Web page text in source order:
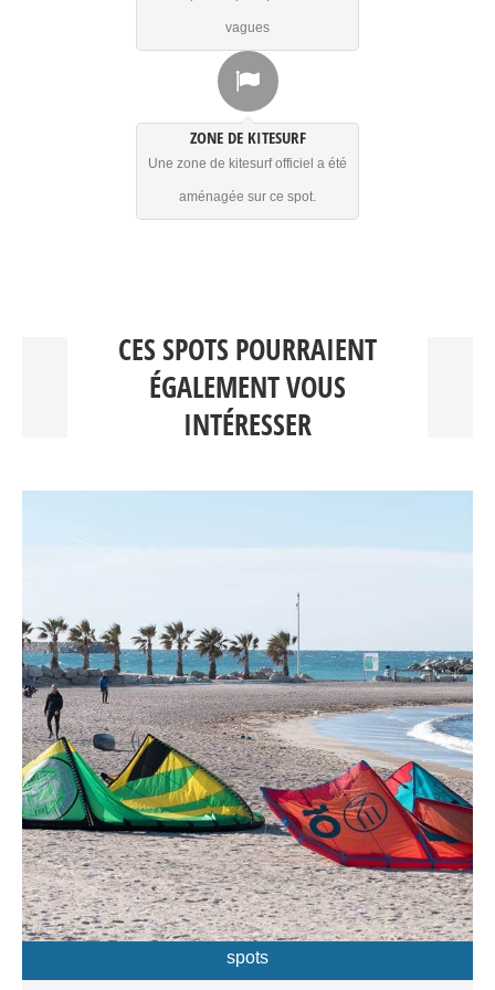
vagues
ZONE DE KITESURF
Une zone de kitesurf officiel a été
aménagée sur ce spot.
CES SPOTS POURRAIENT
ÉGALEMENT VOUS
INTÉRESSER
spots